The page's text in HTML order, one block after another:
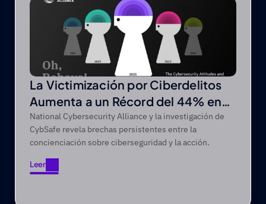
La Victimización por Ciberdelitos
Aumenta a un Récord del 44% en
un Periodo de Cinco Años
National Cybersecurity Alliance y la investigación de
CybSafe revela brechas persistentes entre la
concienciación sobre ciberseguridad y la acción.
Leer
Leer